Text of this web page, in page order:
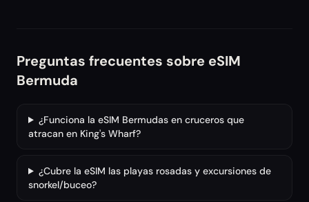
Preguntas frecuentes sobre eSIM
Bermuda
¿Funciona la eSIM Bermudas en cruceros que
atracan en King's Wharf?
¿Cubre la eSIM las playas rosadas y excursiones de
snorkel/buceo?